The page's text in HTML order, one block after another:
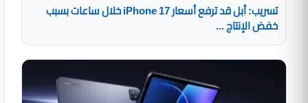
تسريب: أبل قد ترفع أسعار iPhone 17 خلال ساعات بسبب
خفض الإنتاج ...